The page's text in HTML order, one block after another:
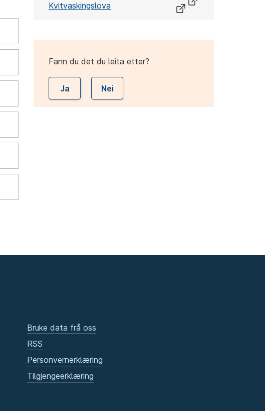
Kvitvaskingslova
Fann du det du leita etter?
Ja Nei
Bruke data frå oss
RSS
Personvernerklæring
Tilgjengeerklæring